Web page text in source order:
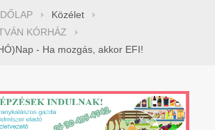
Közélet
KÓRHÁZ
- Ha mozgás, akkor EFI!